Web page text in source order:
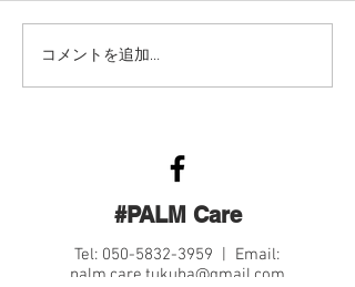
コメントを追加…
#PALM Care
Tel: 050-5832-3959 | Email:
palm.care.tukuba@gmail.com